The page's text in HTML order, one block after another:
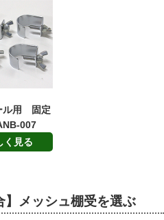
ル用 固定
007
く見る
】メッシュ棚受を選ぶ